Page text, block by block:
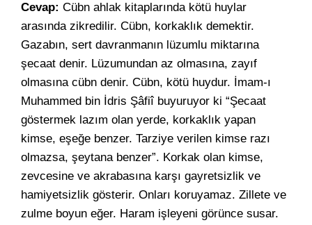
Cevap: Cübn ahlak kitaplarında kötü huylar
arasında zikredilir. Cübn, korkaklık demektir.
Gazabın, sert davranmanın lüzumlu miktarına
şecaat denir. Lüzumundan az olmasına, zayıf
olmasına cübn denir. Cübn, kötü huydur. İmam-ı
Muhammed bin İdris Şâfiî buyuruyor ki “Şecaat
göstermek lazım olan yerde, korkaklık yapan
kimse, eşeğe benzer. Tarziye verilen kimse razı
olmazsa, şeytana benzer”. Korkak olan kimse,
zevcesine ve akrabasına karşı gayretsizlik ve
hamiyetsizlik gösterir. Onları koruyamaz. Zillete ve
zulme boyun eğer. Haram işleyeni görünce susar.